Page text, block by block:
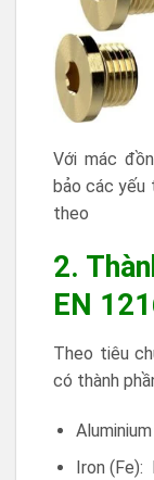
Với mác
bảo các
theo
2.
EN
Theo tiêu
có thành
Iron (Fe):